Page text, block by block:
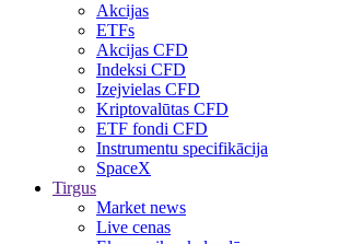
Akcijas
ETFs
Akcijas CFD
Indeksi CFD
Izejvielas CFD
Kriptovalūtas CFD
ETF fondi CFD
Instrumentu specifikācija
SpaceX
Tirgus
Market news
Live cenas